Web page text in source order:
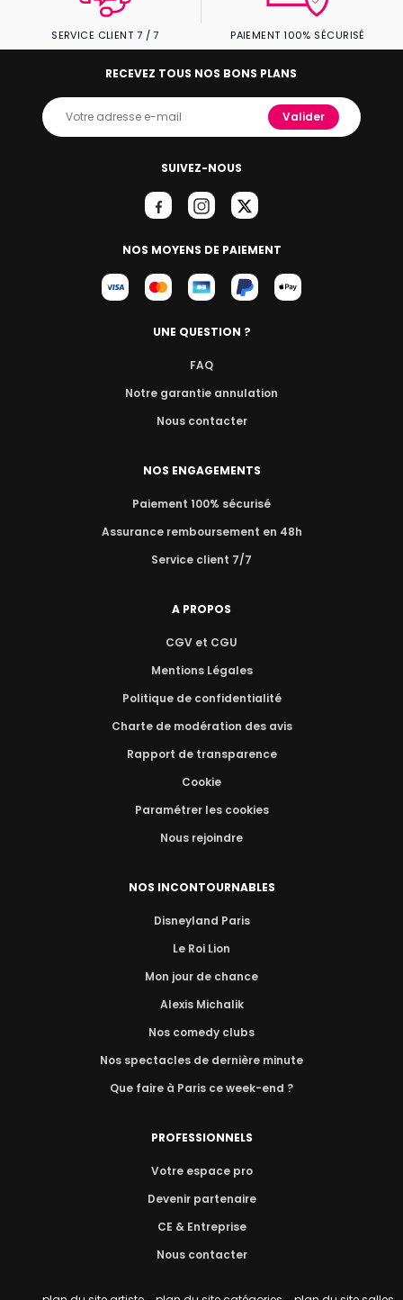
SERVICE CLIENT 7 / 7 PAIEMENT 100% SÉCURISÉ
SUIVEZ-NOUS
NOS MOYENS DE PAIEMENT
RECEVEZ TOUS NOS BONS PLANS
Valider
UNE QUESTION ?
FAQ
Notre garantie annulation
Nous contacter
NOS ENGAGEMENTS
Paiement 100% sécurisé
Assurance remboursement en 48h
Service client 7/7
A PROPOS
CGV et CGU
Mentions Légales
Politique de confidentialité
Charte de modération des avis
Rapport de transparence
Cookie
Paramétrer les cookies
Nous rejoindre
NOS INCONTOURNABLES
Disneyland Paris
Le Roi Lion
Mon jour de chance
Alexis Michalik
Nos comedy clubs
Nos spectacles de dernière minute
Que faire à Paris ce week-end ?
PROFESSIONNELS
Votre espace pro
Devenir partenaire
CE & Entreprise
Nous contacter